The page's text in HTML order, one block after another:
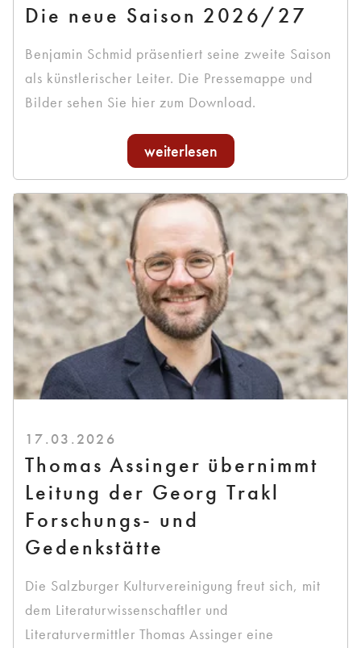
Die neue Saison 2026/27
Benjamin Schmid präsentiert seine zweite Saison
als künstlerischer Leiter. Die Pressemappe und
Bilder sehen Sie hier zum Download.
weiterlesen
17.03.2026
Thomas Assinger übernimmt
Leitung der Georg Trakl
Forschungs- und
Gedenkstätte
Die Salzburger Kulturvereinigung freut sich, mit
dem Literaturwissenschaftler und
Literaturvermittler Thomas Assinger eine